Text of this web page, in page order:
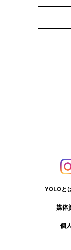
YOLOと
媒体
個